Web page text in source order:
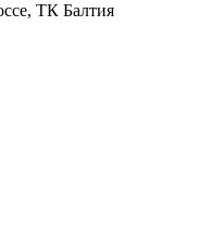
ТК Балтия